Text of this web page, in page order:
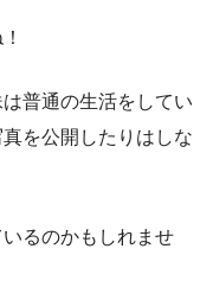
普通の生活をしてい
を公開したりはしな
るのかもしれませ